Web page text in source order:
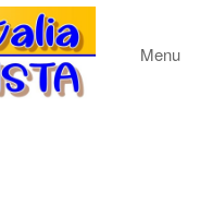
Menu